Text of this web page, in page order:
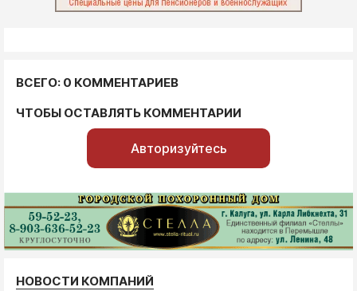
ВСЕГО: 0 КОММЕНТАРИЕВ
ЧТОБЫ ОСТАВЛЯТЬ КОММЕНТАРИИ
Авторизуйтесь
НОВОСТИ КОМПАНИЙ